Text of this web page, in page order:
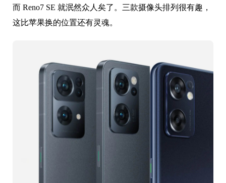
而 Reno7 SE 就泯然众人矣了。三款摄像头排列很有趣，
这比苹果换的位置还有灵魂。